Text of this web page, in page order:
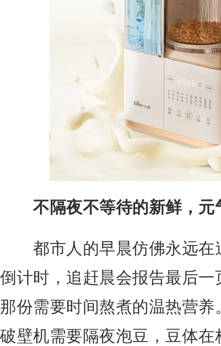
不隔夜不等待的新鲜，元
都市人的早晨仿佛永远在
倒计时，追赶晨会报告最后一
那份需要时间熬煮的温热营
破壁机需要隔夜泡豆，豆体